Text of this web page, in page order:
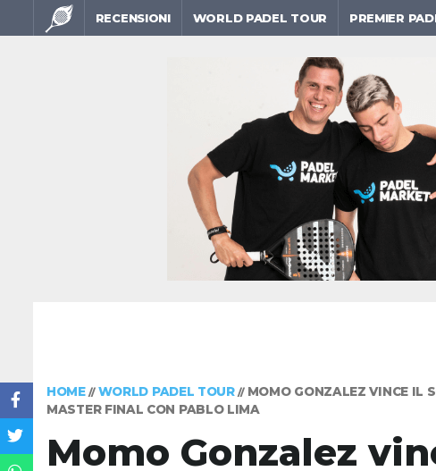
RECENSIONI WORLD PADEL TOUR PREMIER
HOME// WORLD PADEL TOUR// MOMO GONZALEZ VINCE IL
MASTER FINAL CON PABLO LIMA
Momo Gonzalez